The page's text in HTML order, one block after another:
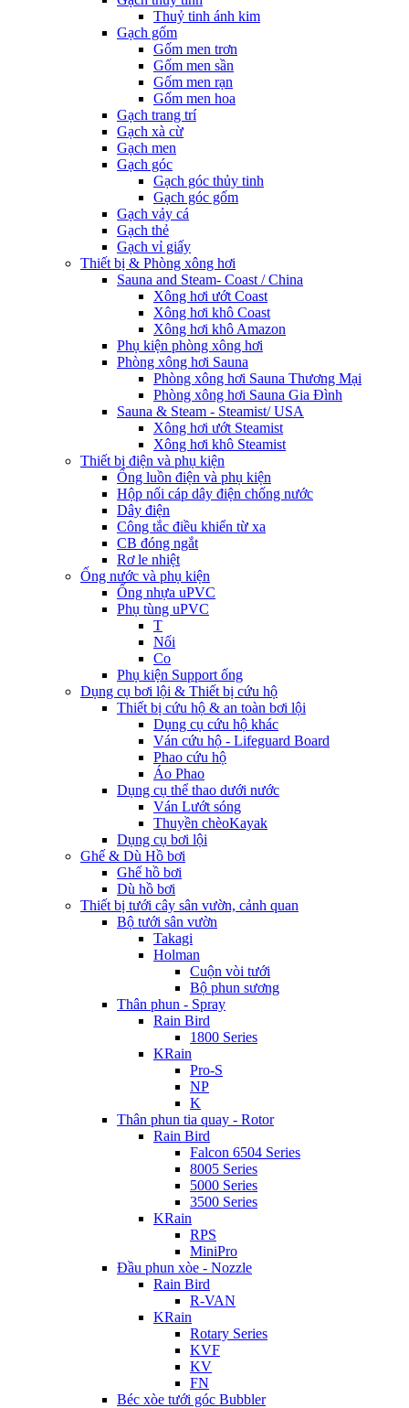
Thuỷ tinh ánh kim
Gạch gốm
Gốm men trơn
Gốm men sần
Gốm men rạn
Gốm men hoa
Gạch trang trí
Gạch xà cừ
Gạch men
Gạch góc
Gạch góc thủy tinh
Gạch góc gốm
Gạch vảy cá
Gạch thẻ
Gạch vỉ giấy
Thiết bị & Phòng xông hơi
Sauna and Steam- Coast / China
Xông hơi ướt Coast
Xông hơi khô Coast
Xông hơi khô Amazon
Phụ kiện phòng xông hơi
Phòng xông hơi Sauna
Phòng xông hơi Sauna Thương Mại
Phòng xông hơi Sauna Gia Đình
Sauna & Steam - Steamist/ USA
Xông hơi ướt Steamist
Xông hơi khô Steamist
Thiết bị điện và phụ kiện
Ống luồn điện và phụ kiện
Hộp nối cáp dây điện chống nước
Dây điện
Công tắc điều khiển từ xa
CB đóng ngắt
Rơ le nhiệt
Ống nước và phụ kiện
Ống nhựa uPVC
Phụ tùng uPVC
T
Nối
Co
Phụ kiện Support ống
Dụng cụ bơi lội & Thiết bị cứu hộ
Thiết bị cứu hộ & an toàn bơi lội
Dụng cụ cứu hộ khác
Ván cứu hộ - Lifeguard Board
Phao cứu hộ
Áo Phao
Dụng cụ thể thao dưới nước
Ván Lướt sóng
Thuyền chèoKayak
Dụng cụ bơi lội
Ghế & Dù Hồ bơi
Ghế hồ bơi
Dù hồ bơi
Thiết bị tưới cây sân vườn, cảnh quan
Bộ tưới sân vườn
Takagi
Holman
Cuộn vòi tưới
Bộ phun sương
Thân phun - Spray
Rain Bird
1800 Series
KRain
Pro-S
NP
K
Thân phun tia quay - Rotor
Rain Bird
Falcon 6504 Series
8005 Series
5000 Series
3500 Series
KRain
RPS
MiniPro
Đầu phun xòe - Nozzle
Rain Bird
R-VAN
KRain
Rotary Series
KVF
KV
FN
Béc xòe tưới góc Bubbler